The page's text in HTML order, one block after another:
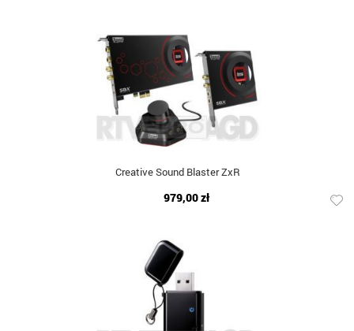
Creative Sound Blaster ZxR
979,00 zł